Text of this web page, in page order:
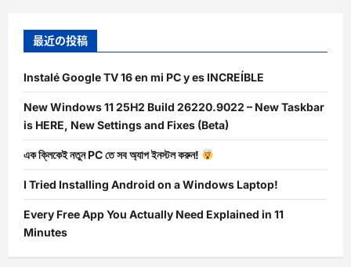
最近の投稿
Instalé Google TV 16 en mi PC y es INCREÍBLE
New Windows 11 25H2 Build 26220.9022 – New Taskbar
is HERE, New Settings and Fixes (Beta)
এক ক্লিকেই নতুন PC তে সব অ্যাপ ইনস্টল করুন!
I Tried Installing Android on a Windows Laptop!
Every Free App You Actually Need Explained in 11
Minutes